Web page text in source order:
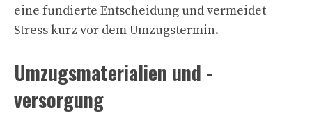
eine fundierte Entscheidung und vermeidet
Stress kurz vor dem Umzugstermin.
Umzugsmaterialien und -
versorgung